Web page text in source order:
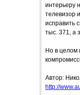
интерьеру
телевизор
исправить
тыс. 371, а
Но в целом
Автор:
http://